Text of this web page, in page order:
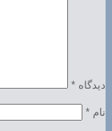
دیدگاه *
نام *